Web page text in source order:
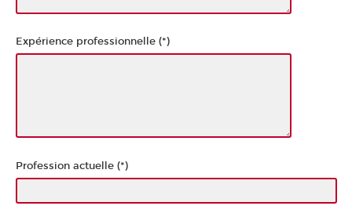
Expérience professionnelle (*)
Profession actuelle (*)